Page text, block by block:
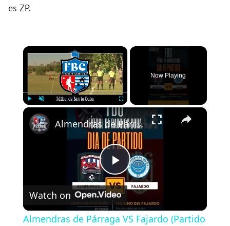
es ZP.
×
Fullscreen
Now Playing
×
P
l
Almendras de Párraga VS Fajardo (Partido 72) - #futboldebarrioscuba
Watch on
Almendras de Párraga VS Fajardo (Partido